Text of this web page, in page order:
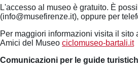
L'accesso al museo è gratuito. È
(info@musefirenze.it), oppure per
Per maggiori informazioni visita il
Amici del Museo ciclomuseo-bartali.it
Comunicazioni per le guide